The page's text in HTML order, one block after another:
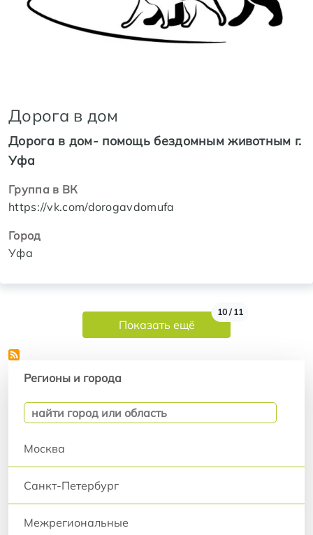
Дорога в дом
Дорога в дом- помощь бездомным животным г.
Уфа
Группа в ВК
https://vk.com/dorogavdomufa
Город
Уфа
Показать ещё
10 / 11
Регионы и города
Москва
Санкт-Петербург
Межрегиональные